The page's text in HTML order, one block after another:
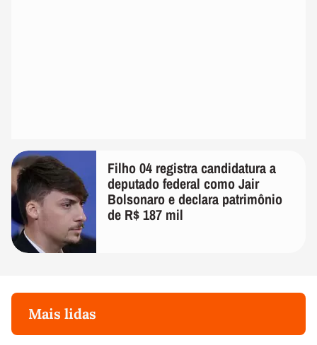
Filho 04 registra candidatura a
deputado federal como Jair
Bolsonaro e declara patrimônio
de R$ 187 mil
Mais lidas